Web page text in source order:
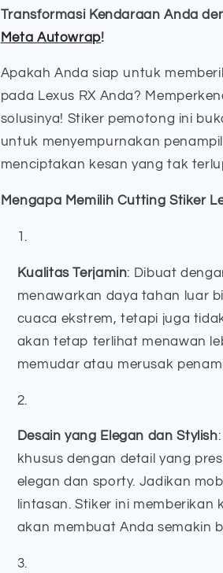
Transformasi Kendaraan Anda
Meta Autowrap!
Apakah Anda siap untuk
pada Lexus RX Anda?
solusinya! Stiker pemotong ini
untuk menyempurnakan
menciptakan kesan yang tak
Mengapa Memilih Cutting Stiker
Kualitas Terjamin: Dibuat
menawarkan daya tahan luar
cuaca ekstrem, tetapi juga
akan tetap terlihat menawan
memudar atau merusak
Desain yang Elegan dan Stylish
khusus dengan detail yang
elegan dan sporty. Jadikan
lintasan. Stiker ini memberikan
akan membuat Anda semakin